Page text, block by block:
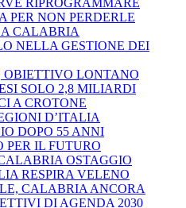
RIPROGRAMMARE
PER NON PERDERLE
CALABRIA
NELLA GESTIONE DEI
OBIETTIVO LONTANO
SOLO 2,8 MILIARDI
A CROTONE
D’ITALIA
DOPO 55 ANNI
PER IL FUTURO
OSTAGGIO
RESPIRA VELENO
CALABRIA ANCORA
DI AGENDA 2030